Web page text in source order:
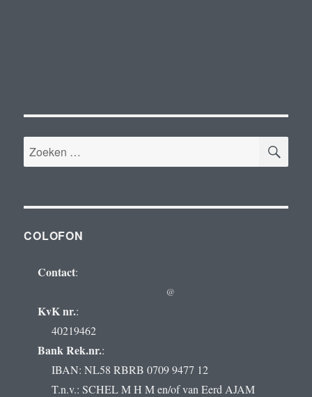
Zoeken
naar:
COLOFON
Contact:
@
KvK nr.:
40219462
Bank Rek.nr.:
IBAN: NL58 RBRB 0709 9477 12
T.n.v.: SCHEL M H M en/of van Eerd AJAM